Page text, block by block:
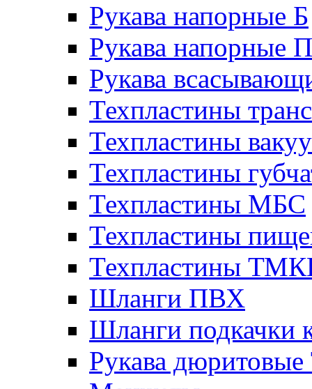
Рукава напорные Б
Рукава напорные П
Рукава
Техпластины
Техпластины
Техпластины
Техпластины МБС
Техпластины
Техпластины
Шланги ПВХ
Шланги подкачки
Рукава